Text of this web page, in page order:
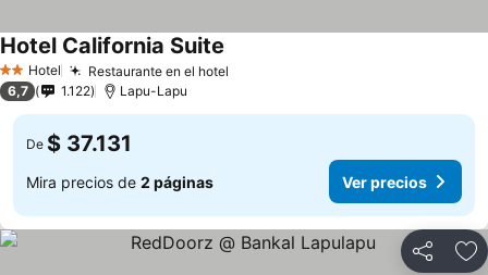
2 Estrellas
Hotel Restaurante en el hotel
Hotel California Suite
6,7 1.122 Lapu-Lapu
De $ 37.131
Mira precios de 2 páginas Ver precios
Compartir